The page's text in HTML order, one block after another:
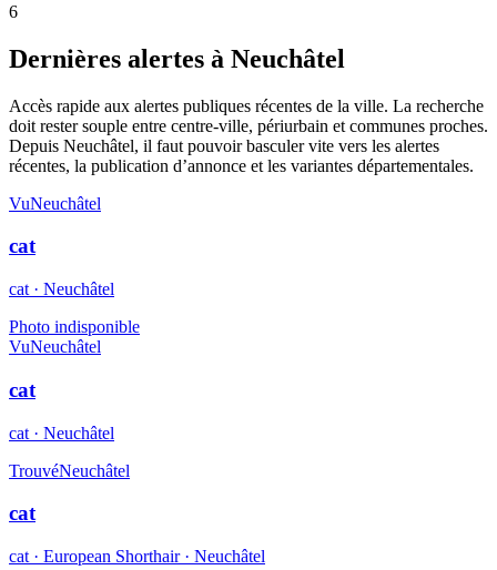
6
Dernières alertes à Neuchâtel
Accès rapide aux alertes publiques récentes de la ville. La recherche
doit rester souple entre centre-ville, périurbain et communes proches.
Depuis Neuchâtel, il faut pouvoir basculer vite vers les alertes
récentes, la publication d’annonce et les variantes départementales.
VuNeuchâtel
cat
cat · Neuchâtel
Photo indisponible
VuNeuchâtel
cat
cat · Neuchâtel
TrouvéNeuchâtel
cat
cat · European Shorthair · Neuchâtel